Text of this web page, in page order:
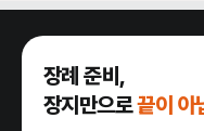
장례 준비,
장지만으로끝이 아